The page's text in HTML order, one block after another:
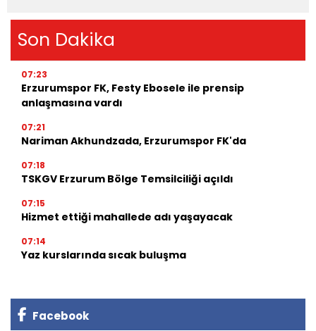
Son Dakika
07:23
Erzurumspor FK, Festy Ebosele ile prensip
anlaşmasına vardı
07:21
Nariman Akhundzada, Erzurumspor FK'da
07:18
TSKGV Erzurum Bölge Temsilciliği açıldı
07:15
Hizmet ettiği mahallede adı yaşayacak
07:14
Yaz kurslarında sıcak buluşma
Facebook